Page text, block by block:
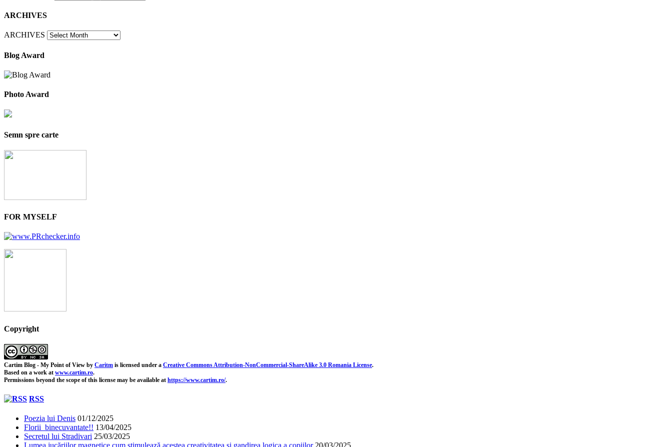
ARCHIVES
ARCHIVES
Blog Award
Photo Award
Semn spre carte
FOR MYSELF
Copyright
Cartim Blog - My Point of View by Caritm is licensed under a Creative Commons Attribution-NonCommercial-ShareAlike 3.0 Romania License.
Based on a work at www.cartim.ro.
Permissions beyond the scope of this license may be available at https://www.cartim.ro/.
RSS
Poezia lui Denis 01/12/2025
Florii binecuvantate!! 13/04/2025
Secretul lui Stradivari 25/03/2025